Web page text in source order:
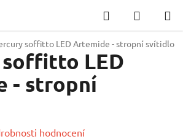
Hledat
KOŠÍK
soffitto LED Artemide - stropní svítidlo
LED
- stropní
hodnocení